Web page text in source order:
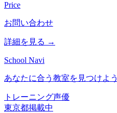
Price
お問い合わせ
詳細を見る →
School Navi
あなたに合う教室を見つけよう
トレーニング声優
東京都掲載中